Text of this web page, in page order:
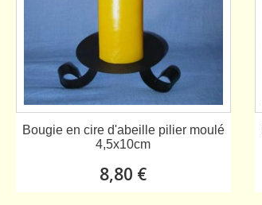
Bougie en cire d'abeille pilier moulé
4,5x10cm
8,80 €